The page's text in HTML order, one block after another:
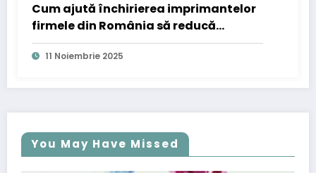
Cum ajută închirierea imprimantelor
firmele din România să reducă
costurile și să se adapteze noii ere
digitale
11 Noiembrie 2025
You May Have Missed